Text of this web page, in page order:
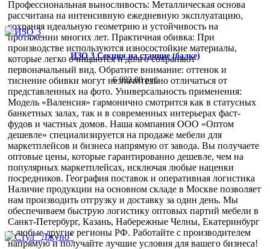
Профессиональная выносливость: Металлическая основа
рассчитана на интенсивную ежедневную эксплуатацию,
сохраняя идеальную геометрию и устойчивость на
протяжении многих лет. Практичная обивка: При
производстве используются износостойкие материалы,
которые легко очищаются и долго сохраняют
первоначальный вид. Обратите внимание: оттенок и
тиснение обивки могут незначительно отличаться от
представленных на фото. Универсальность применения:
Модель «Валенсия» гармонично смотрится как в статусных
банкетных залах, так и в современных интерьерах фаст-
фудов и частных домов. Наша компания ООО «Оптом
дешевле» специализируется на продаже мебели для
маркетплейсов и бизнеса напрямую от завода. Вы получаете
оптовые цены, которые гарантированно дешевле, чем на
популярных маркетплейсах, исключая любые наценки
посредников. География поставок и оперативная логистика
Наличие продукции на основном складе в Москве позволяет
нам производить отгрузку и доставку за один день. Мы
обеспечиваем быструю логистику оптовых партий мебели в
Санкт-Петербург, Казань, Набережные Челны, Екатеринбург
и любые другие регионы РФ. Работайте с производителем
напрямую и получайте лучшие условия для вашего бизнеса!
ИЗО 3 Секция на станине (балке)
6 992,00 руб